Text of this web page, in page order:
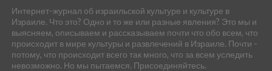
Интернет-журнал об израильской культуре и культуре в
Израиле. Что это? Одно и то же или разные явления? Это мы и
выясняем, описываем и рассказываем почти что обо всем, что
происходит в мире культуры и развлечений в Израиле. Почти -
потому, что происходит всего так много, что за всем уследить
невозможно. Но мы пытаемся. Присоединяйтесь.